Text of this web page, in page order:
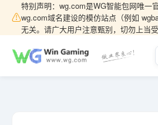
⚠
特别声明：wg.com是WG智能包网唯一
wg.com域名建设的模仿站点（例如
无关。请广大用户注意甄别，切勿上当受